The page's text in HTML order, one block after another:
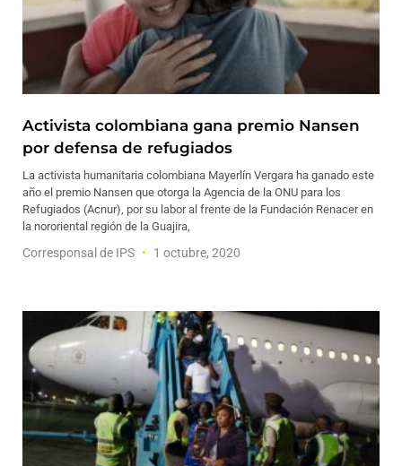
Activista colombiana gana premio Nansen
por defensa de refugiados
La activista humanitaria colombiana Mayerlín Vergara ha ganado este
año el premio Nansen que otorga la Agencia de la ONU para los
Refugiados (Acnur), por su labor al frente de la Fundación Renacer en
la nororiental región de la Guajira,
Corresponsal de IPS 1 octubre, 2020